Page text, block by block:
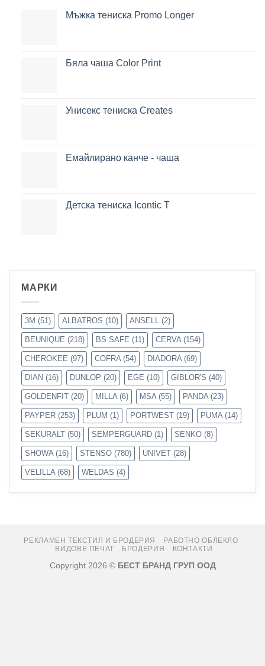
Мъжка тениска Promo Longer
Бяла чаша Color Print
Унисекс тениска Creates
Емайлирано канче - чаша
Детска тениска Icontic T
МАРКИ
3M (51) ALBATROS (10) ANSELL (2)
BEUNIQUE (218) BS SAFE (11) CERVA (154)
CHEROKEE (97) COFRA (54) DIADORA (69)
DIAN (16) DUNLOP (20) EGE (10) GIBLOR'S (40)
GOLDENFIT (20) MILLA (6) MSA (55) PANDA (23)
PAYPER (253) PLUM (1) PORTWEST (19) PUMA (14)
SEKURALT (50) SEMPERGUARD (1) SENKO (8)
SHOWA (16) STENSO (780) UNIVET (28)
VELILLA (68) WELDAS (4)
РЕКЛАМЕН ТЕКСТИЛ И БРОДЕРИЯ
РАБОТНО ОБЛЕКЛО
ВИДОВЕ ПЕЧАТ
БРОДЕРИЯ КОНТАКТИ
Copyright 2026 © БЕСТ БРАНД ГРУП ООД